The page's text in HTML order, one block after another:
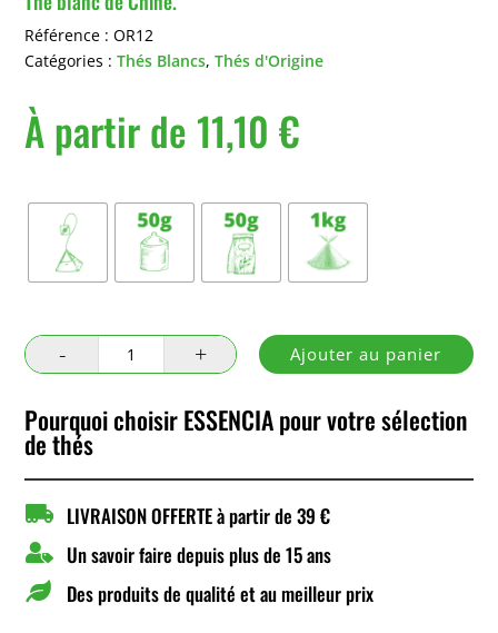
Référence :OR12
Catégories :Thés Blancs,Thés d'Origine
À partir de 11,10€
quantité
de
Mu
Ajouter au panier
Pourquoi choisir ESSENCIA pour votre sélection
de thés
 LIVRAISON OFFERTE à partir de 39 €
 Un savoir faire depuis plus de 15 ans
 Des produits de qualité et au meilleur prix